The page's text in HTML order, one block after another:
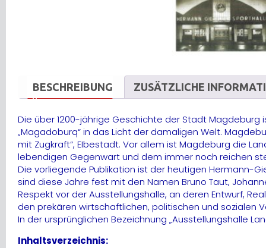
BESCHREIBUNG ZUSÄTZLICHE
Die über 1200-jährige Geschichte der Stadt
„Magadoburq“ in das Licht der damaligen Welt.
mit Zugkraft“, EIbestadt. Vor allem ist Magdeburg die
lebendigen Gegenwart und dem immer noch reichen
Die vorliegende Publikation ist der heutigen Hermann-
sind diese Jahre fest mit den Namen Bruno Taut,
Respekt vor der Ausstellungshalle, an deren Entwurf,
den prekären wirtschaftlichen, politischen und sozialen
In der ursprünglichen Bezeichnung „Ausstellungshalle
Inhaltsverzeichnis: